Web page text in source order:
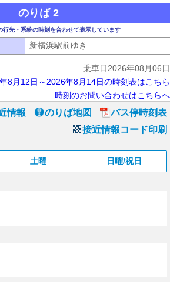
のりば 2
先・系統の時刻を合わせて表示しています
新横浜駅前ゆき
乗車日2026年08月06日
8月12日～2026年8月14日の時刻表はこちら
時刻のお問い合わせはこちらへ
情報 のりば地図
バス停時刻表
接近情報コード印刷
土曜 日曜/祝日